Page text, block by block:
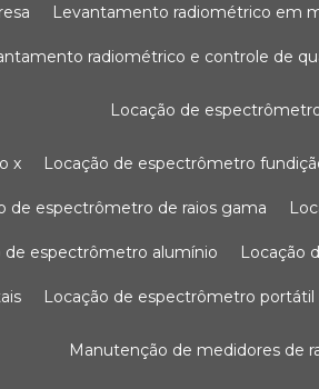
levantamento radiométrico em
radiométrico e controle de
locação de
x locação de espectrômetro
de espectrômetro de raios gama
de espectrômetro alumínio locação
locação de espectrômetro portátil
manutenção de medidores de